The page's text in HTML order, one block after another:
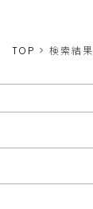
TOP 検索結果